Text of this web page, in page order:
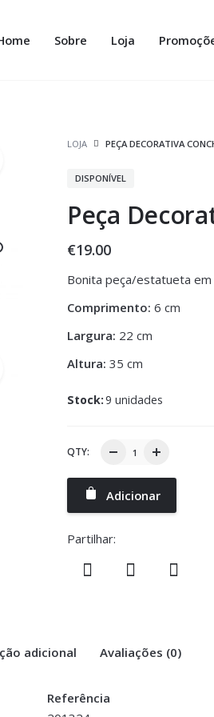
Sobre Loja
LOJA PEÇA DECORATIVA
DISPONÍVEL
Peça
€19.00
Bonita peça/estatueta
Comprimento: 6 cm
Largura: 22 cm
Altura: 35 cm
Stock:9 unidades
QTY:
Adicionar
Partilhar:
adicional Avaliações (0)
Referência